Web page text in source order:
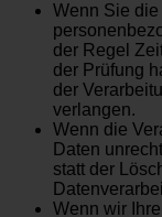
Wenn Sie
der Regel
der Prüfung
der
verlangen.
Wenn die
Daten
statt der
Wenn wir